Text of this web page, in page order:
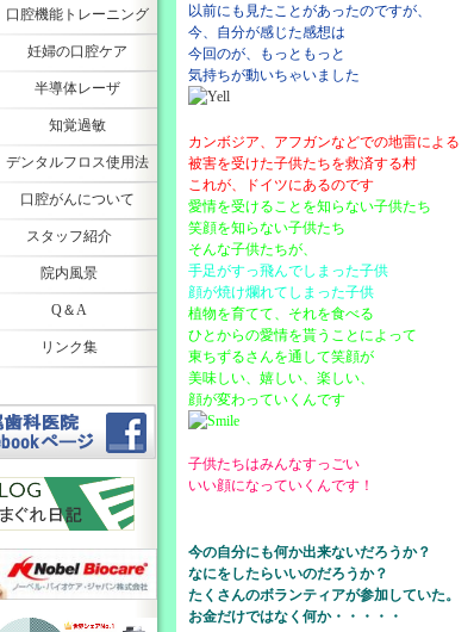
以前にも見たことがあったのですが、
今、自分が感じた感想は
今回のが、もっともっと
気持ちが動いちゃいました
カンボジア、アフガンなどでの地雷による
被害を受けた子供たちを救済する村
これが、ドイツにあるのです
愛情を受けることを知らない子供たち
笑顔を知らない子供たち
そんな子供たちが、
手足がすっ飛んでしまった子供
顔が焼け爛れてしまった子供
植物を育てて、それを食べる
ひとからの愛情を貰うことによって
東ちずるさんを通して笑顔が
美味しい、嬉しい、楽しい、
顔が変わっていくんです
子供たちはみんなすっごい
いい顔になっていくんです！
今の自分にも何か出来ないだろうか？
なにをしたらいいのだろうか？
たくさんのボランティアが参加していた。
お金だけではなく何か・・・・・
口腔機能トレーニング
妊婦の口腔ケア
半導体レーザ
知覚過敏
デンタルフロス使用法
口腔がんについて
スタッフ紹介
院内風景
Q＆A
リンク集